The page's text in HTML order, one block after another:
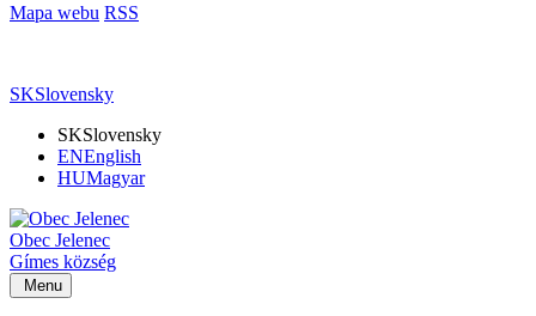
Mapa webu RSS
SKSlovensky
SKSlovensky
ENEnglish
HUMagyar
Obec Jelenec
Gímes község
Menu